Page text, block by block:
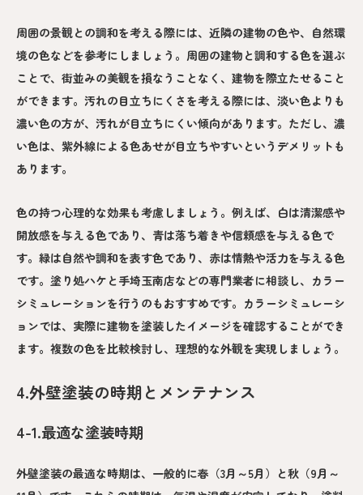
周囲の景観との調和を考える際には、近隣の建物の色や、自然環
境の色などを参考にしましょう。周囲の建物と調和する色を選ぶ
ことで、街並みの美観を損なうことなく、建物を際立たせること
ができます。汚れの目立ちにくさを考える際には、淡い色よりも
濃い色の方が、汚れが目立ちにくい傾向があります。ただし、濃
い色は、紫外線による色あせが目立ちやすいというデメリットも
あります。
色の持つ心理的な効果も考慮しましょう。例えば、白は清潔感や
開放感を与える色であり、青は落ち着きや信頼感を与える色で
す。緑は自然や調和を表す色であり、赤は情熱や活力を与える色
です。塗り処ハケと手埼玉南店などの専門業者に相談し、カラー
シミュレーションを行うのもおすすめです。カラーシミュレーシ
ョンでは、実際に建物を塗装したイメージを確認することができ
ます。複数の色を比較検討し、理想的な外観を実現しましょう。
4.外壁塗装の時期とメンテナンス
4-1.最適な塗装時期
外壁塗装の最適な時期は、一般的に春（3月～5月）と秋（9月～